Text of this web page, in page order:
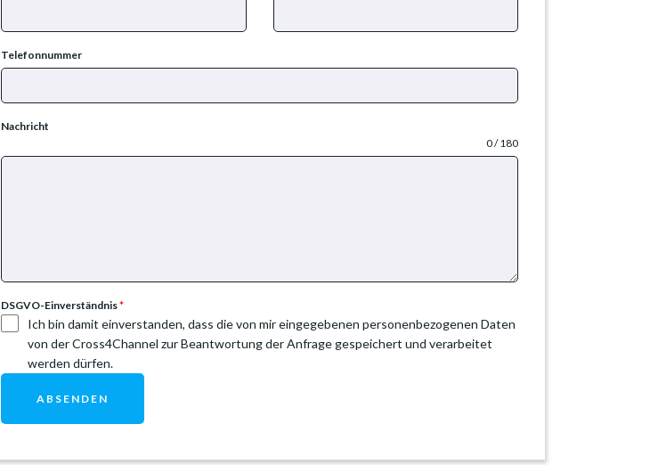
Telefonnummer
Nachricht
0 / 180
DSGVO-Einverständnis*
Ich bin damit einverstanden, dass die von mir eingegebenen personenbezogenen Daten
von der Cross4Channel zur Beantwortung der Anfrage gespeichert und verarbeitet
werden dürfen.
ABSENDEN